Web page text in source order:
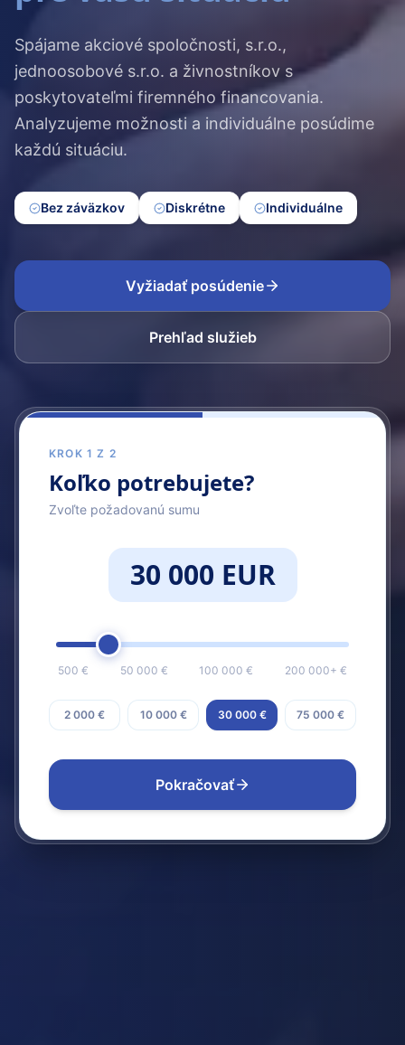
Spájame akciové spoločnosti, s.r.o.,
jednoosobové s.r.o. a živnostníkov s
poskytovateľmi firemného financovania.
Analyzujeme možnosti a individuálne posúdime
každú situáciu.
Bez záväzkov Diskrétne Individuálne
Vyžiadať posúdenie
Prehľad služieb
KROK 1 Z 2
Koľko potrebujete?
Zvoľte požadovanú sumu
30 000 EUR
500 € 50 000 € 100 000 € 200 000+ €
2 000 € 10 000 € 30 000 € 75 000 €
Pokračovať